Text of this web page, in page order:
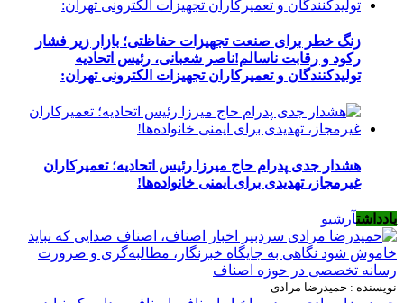
زنگ خطر برای صنعت تجهیزات حفاظتی؛ بازار زیر فشار
رکود و رقابت ناسالم!ناصر شعبانی، رئیس اتحادیه
تولیدکنندگان و تعمیرکاران تجهیزات الکترونی تهران:
هشدار جدی پدرام حاج میرزا رئیس اتحادیه؛ تعمیرکاران
غیرمجاز، تهدیدی برای ایمنی خانواده‌ها!
یادداشتآرشیو
نویسنده : حمیدرضا مرادی